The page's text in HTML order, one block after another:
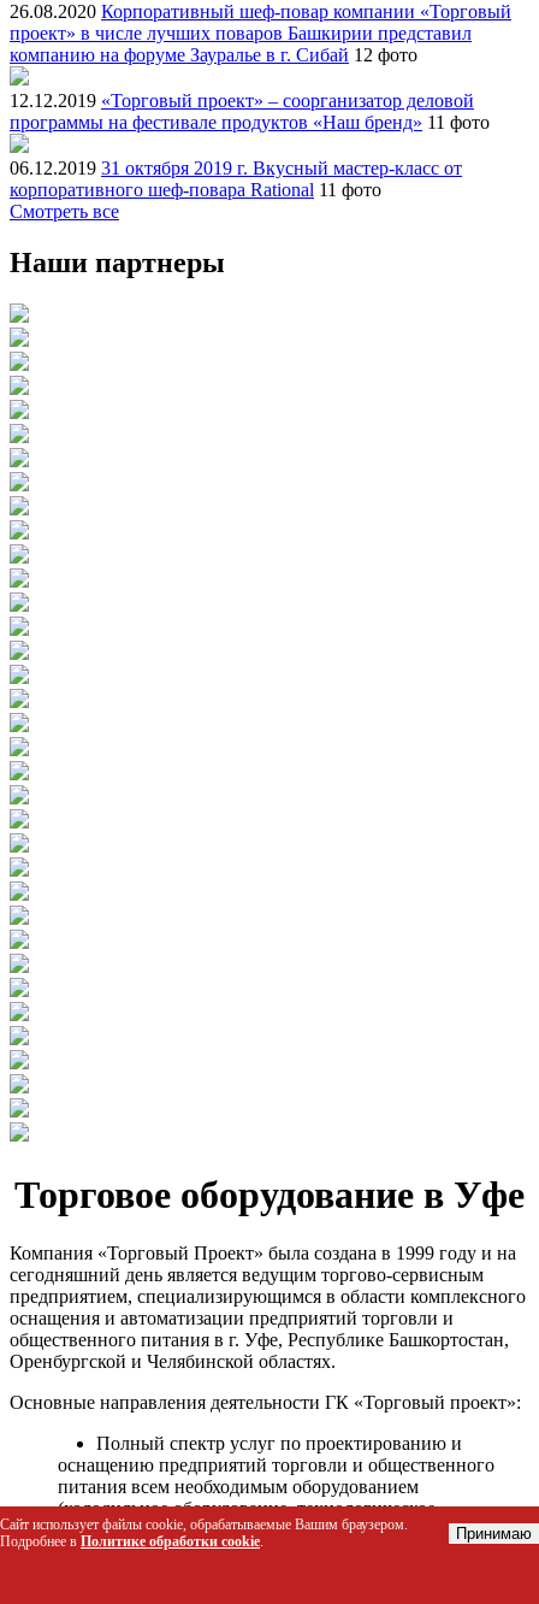
26.08.2020 Корпоративный шеф-повар компании «Торговый
проект» в числе лучших поваров Башкирии представил
компанию на форуме Зауралье в г. Сибай 12 фото
12.12.2019 «Торговый проект» – соорганизатор деловой
программы на фестивале продуктов «Наш бренд» 11 фото
06.12.2019 31 октября 2019 г. Вкусный мастер-класс от
корпоративного шеф-повара Rational 11 фото
Смотреть все
Наши партнеры
Торговое оборудование в Уфе
Компания «Торговый Проект» была создана в 1999 году и на
сегодняшний день является ведущим торгово-сервисным
предприятием, специализирующимся в области комплексного
оснащения и автоматизации предприятий торговли и
общественного питания в г. Уфе, Республике Башкортостан,
Оренбургской и Челябинской областях.
Основные направления деятельности ГК «Торговый проект»:
Полный спектр услуг по проектированию и
оснащению предприятий торговли и общественного
питания всем необходимым оборудованием
(холодильное оборудование, технологическое
оборудование, стеллажное оборудование и т.д.);
Автоматизация торговых процессов и внедрения
Сайт использует файлы cookie, обрабатываемые Вашим браузером.
Подробнее в Политике обработки cookie. Принимаю